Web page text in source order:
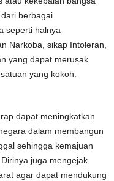
berbagai
seperti halnya
Narkoba, sikap Intoleran,
yang dapat merusak
yang kokoh.
dapat meningkatkan
dalam membangun
sehingga kemajuan
juga mengejak
agar dapat mendukung